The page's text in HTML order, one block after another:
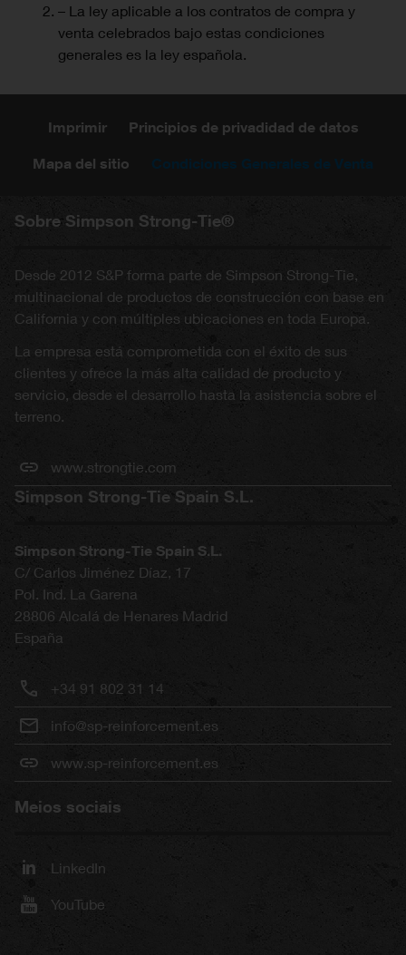
– La ley aplicable a los contratos de compra y
venta celebrados bajo estas condiciones
generales es la ley española.
Imprimir Principios de privadidad de datos
Mapa del sitio
Sobre Simpson Strong-Tie®
Desde 2012 S&P forma parte de Simpson Strong-Tie,
multinacional de productos de construcción con base en
California y con múltiples ubicaciones en toda Europa.
La empresa está comprometida con el éxito de sus
clientes y ofrece la más alta calidad de producto y
servicio, desde el desarrollo hasta la asistencia sobre el
terreno.
www.strongtie.com
Simpson Strong-Tie Spain S.L.
Simpson Strong-Tie Spain S.L.
C/ Carlos Jiménez Díaz, 17
Pol. Ind. La Garena
28806 Alcalá de Henares Madrid
España
+34 91 802 31 14
info@sp-reinforcement.es
www.sp-reinforcement.es
Meios sociais
LinkedIn
YouTube